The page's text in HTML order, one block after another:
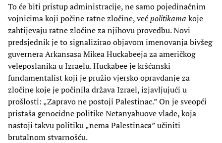
To će biti pristup administracije, ne samo pojedinačnim
vojnicima koji počine ratne zločine, većpolitikama koje
zahtijevaju ratne zločine za njihovu provedbu. Novi
predsjednik je to signalizirao objavom imenovanja bivšeg
guvernera Arkansasa Mikea Huckabeeja za američkog
veleposlanika u Izraelu. Huckabee je kršćanski
fundamentalist koji je pružio vjersko opravdanje za
zločine koje je počinila država Izrael, izjavljujući u
prošlosti: „Zapravo ne postoji Palestinac.” On je sveopći
pristaša genocidne politike Netanyahuove vlade, koja
nastoji takvu politiku „nema Palestinaca” učiniti
brutalnom stvarnošću.